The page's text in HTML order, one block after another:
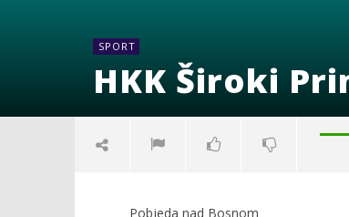
SPORT
HKK Široki
Pobjeda nad Bosnom